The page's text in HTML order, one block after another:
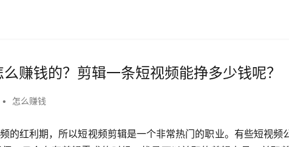
赚钱的？剪辑一条短视频能挣多少钱呢？
• 怎么赚钱
的红利期，所以短视频剪辑是一个非常热门的职业。有些短视频